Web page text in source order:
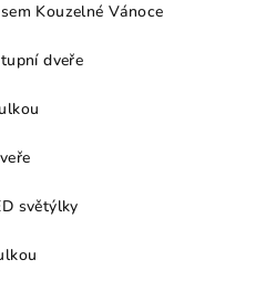
Kouzelné Vánoce
dveře
světýlky